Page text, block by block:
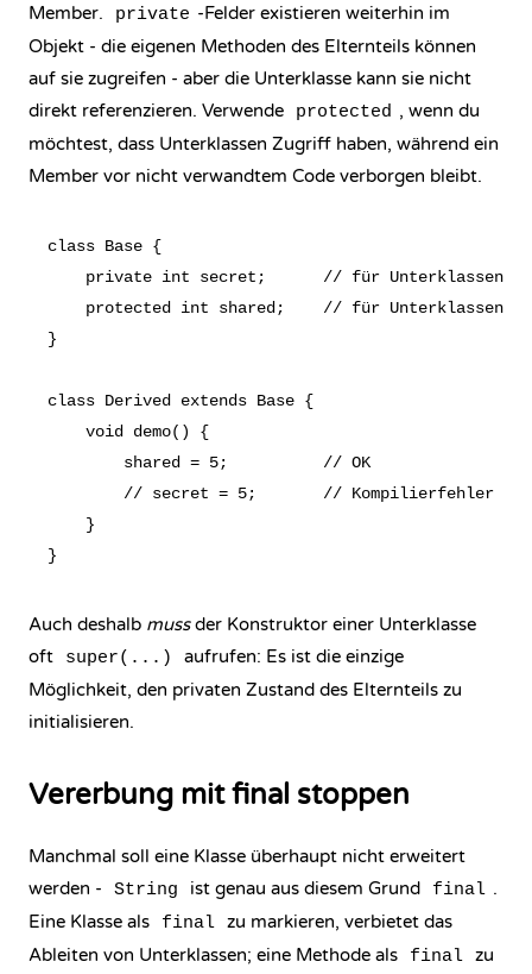
Member. private -Felder existieren weiterhin im
Objekt - die eigenen Methoden des Elternteils können
auf sie zugreifen - aber die Unterklasse kann sie nicht
direkt referenzieren. Verwende
protected , wenn du
möchtest, dass Unterklassen Zugriff haben, während ein
Member vor nicht verwandtem Code verborgen bleibt.
class Base {
private int secret;      // für Unterklassen
protected int shared;    // für Unterklassen
}
class Derived extends Base {
    void demo() {
        shared = 5;          // OK
// secret = 5;       // Kompilierfehler -
    }
Auch deshalb mussder Konstruktor einer Unterklasse
oft
super(...)
aufrufen: Es ist die einzige
Möglichkeit, den privaten Zustand des Elternteils zu
initialisieren.
Vererbung mit final stoppen
Manchmal soll eine Klasse überhaupt nicht erweitert
werden -
String ist genau aus diesem Grund final .
Eine Klasse als
final zu markieren, verbietet das
Ableiten von Unterklassen; eine Methode als
final zu